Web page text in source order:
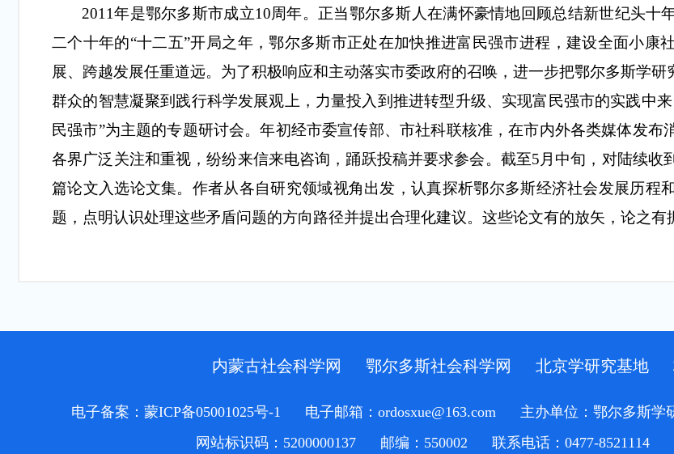
2011年是鄂尔多斯市成立10周年。正当鄂尔多斯人在满怀豪情地回顾总结新世纪头
二个十年的“十二五”开局之年，鄂尔多斯市正处在加快推进富民强市进程，建设全面小康
展、跨越发展任重道远。为了积极响应和主动落实市委政府的召唤，进一步把鄂尔多斯学
群众的智慧凝聚到践行科学发展观上，力量投入到推进转型升级、实现富民强市的实践中
民强市”为主题的专题研讨会。年初经市委宣传部、市社科联核准，在市内外各类媒体发
各界广泛关注和重视，纷纷来信来电咨询，踊跃投稿并要求参会。 截至5月中旬，对陆续收
篇论文入选论文集。作者从各自研究领域视角出发，认真探析鄂尔多斯经济社会发展历程
题，点明认识处理这些矛盾问题的方向路径并提出合理化建议。这些论文有的放矢，论之有
内蒙古社会科学网 鄂尔多斯社会科学网 北京学研究基地
电子备案：蒙ICP备05001025号-1 电子邮箱：ordosxue@163.com 主办单位：鄂尔多斯学
网站标识码：5200000137
邮编：550002 联系电话：0477-8521114